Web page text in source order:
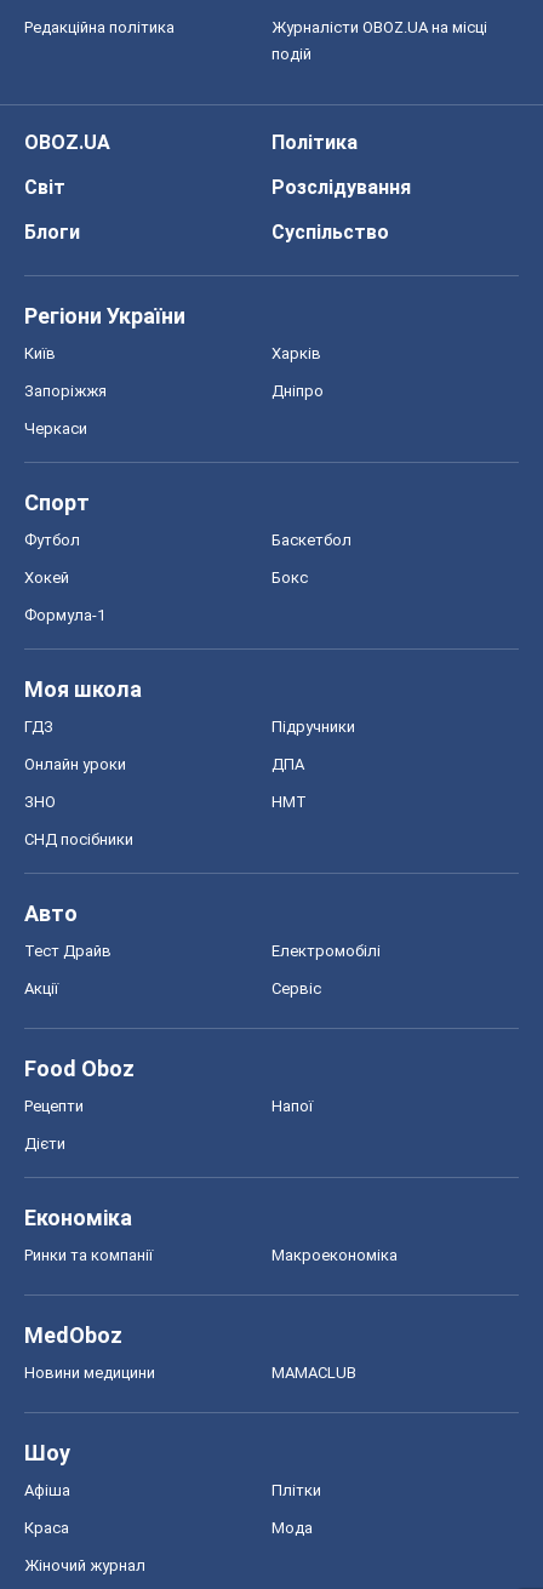
Редакційна політика
Журналісти OBOZ.UA на місці
подій
OBOZ.UA
Політика
Світ
Розслідування
Блоги
Суспільство
Регіони України
Київ Харків
Запоріжжя Дніпро
Черкаси
Спорт
Футбол Баскетбол
Хокей Бокс
Формула-1
Моя школа
ГДЗ Підручники
Онлайн уроки ДПА
ЗНО НМТ
СНД посібники
Авто
Тест Драйв Електромобілі
Акції Сервіс
Food Oboz
Рецепти Напої
Дієти
Економіка
Ринки та компанії Макроекономіка
MedOboz
Новини медицини MAMACLUB
Шоу
Афіша Плітки
Краса Мода
Жіночий журнал